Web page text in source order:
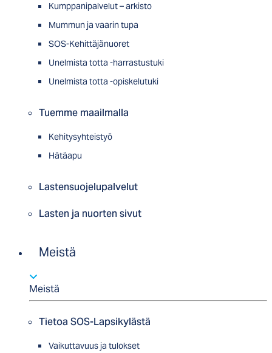
Kumppanipalvelut – arkisto
Mummun ja vaarin tupa
SOS-Kehittäjänuoret
Unelmista totta -harrastustuki
Unelmista totta -opiskelutuki
Tuemme maailmalla
Kehitysyhteistyö
Hätäapu
Lastensuojelupalvelut
Lasten ja nuorten sivut
Meistä
Meistä
Tietoa SOS-Lapsikylästä
Vaikuttavuus ja tulokset